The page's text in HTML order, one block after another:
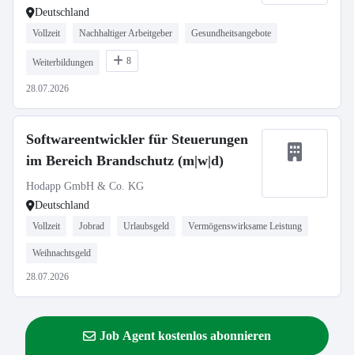
Deutschland
Vollzeit Nachhaltiger Arbeitgeber Gesundheitsangebote
Weiterbildungen 8
28.07.2026
Softwareentwickler für Steuerungen
im Bereich Brandschutz (m|w|d)
Hodapp GmbH & Co. KG
Deutschland
Vollzeit Jobrad Urlaubsgeld Vermögenswirksame Leistung
Weihnachtsgeld
28.07.2026
Job Agent kostenlos abonnieren